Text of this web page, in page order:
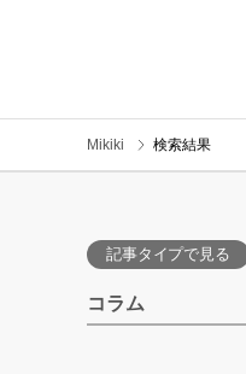
Mikiki 検索結果
記事タイプで見る
コラム